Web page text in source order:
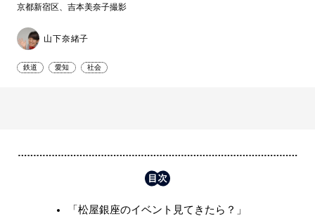
京都新宿区、吉本美奈子撮影
山下奈緒子
鉄道 愛知 社会
「松屋銀座のイベント見てきたら？」